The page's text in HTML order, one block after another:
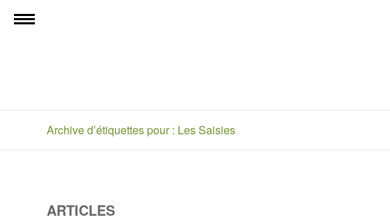
Archive d’étiquettes pour : Les Saisies
ARTICLES